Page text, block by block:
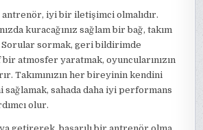
antrenör, iyi bir iletişimci olmalıdır.
kuracağınız sağlam bir bağ, takım
sormak, geri bildirimde
atmosfer yaratmak, oyuncularınızın
Takımınızın her bireyinin kendini
sahada daha iyi performans
olur.